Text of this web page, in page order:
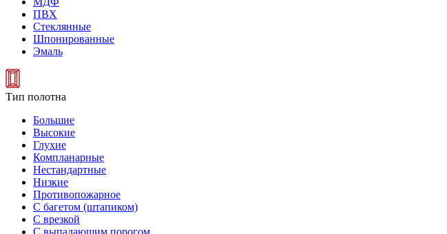
ПВХ
Стеклянные
Шпонированные
Эмаль
Тип полотна
Большие
Высокие
Глухие
Компланарные
Нестандартные
Низкие
Противопожарное
С багетом (штапиком)
С врезкой
С выпадающим порогом